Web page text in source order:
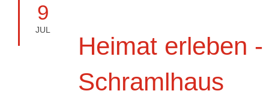
9
JUL
Heimat erleben
Schramlhaus